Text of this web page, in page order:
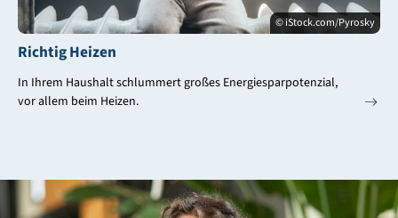
© iStock.com/Pyrosky
Richtig Heizen
In Ihrem Haushalt schlummert großes Energiesparpotenzial,
vor allem beim Heizen.